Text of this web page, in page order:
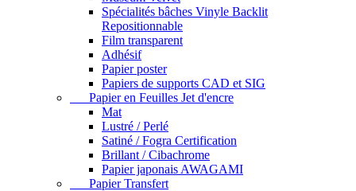
Spécialités bâches Vinyle Backlit
Repositionnable
Film transparent
Adhésif
Papier poster
Papiers de supports CAD et SIG
Papier en Feuilles Jet d'encre
Mat
Lustré / Perlé
Satiné / Fogra Certification
Brillant / Cibachrome
Papier japonais AWAGAMI
Papier Transfert